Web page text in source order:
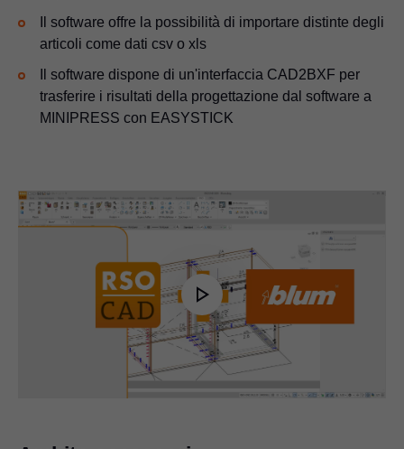
Il software offre la possibilità di importare distinte degli
articoli come dati csv o xls
Il software dispone di un'interfaccia CAD2BXF per
trasferire i risultati della progettazione dal software a
MINIPRESS con EASYSTICK
Play
Video